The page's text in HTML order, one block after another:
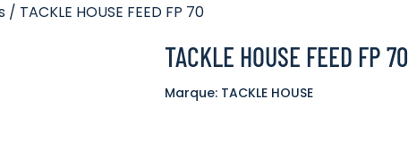
/ TACKLE HOUSE FEED FP 70
TACKLE HOUSE FEED FP 70
Marque: TACKLE HOUSE